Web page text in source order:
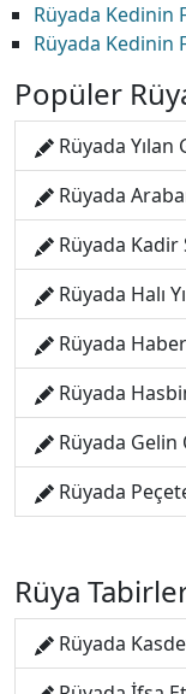
Rüyada Kedinin
Rüyada Kedinin
Popüler
Rüyada Yılan
Rüyada
Rüyada
Rüyada Halı
Rüyada
Rüyada
Rüyada Gelin
Rüyada
Rüya
Rüyada